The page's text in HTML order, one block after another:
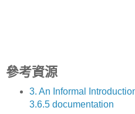
參考資源
3. An Informal
3.6.5 documentation